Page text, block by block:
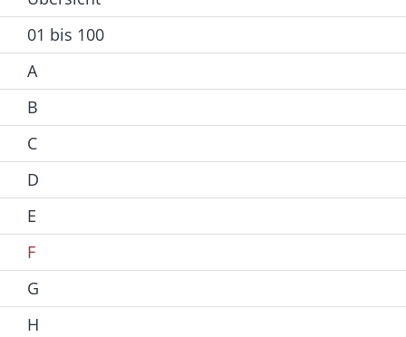
01 bis 100
A
B
C
D
E
F
G
H